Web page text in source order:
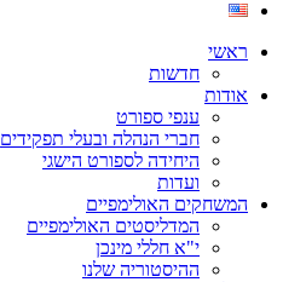
ראשי
חדשות
אודות
ענפי ספורט
חברי הנהלה ובעלי תפקידים
היחידה לספורט הישגי
ועדות
המשחקים האולימפיים
המדליסטים האולימפיים
י"א חללי מינכן
ההיסטוריה שלנו